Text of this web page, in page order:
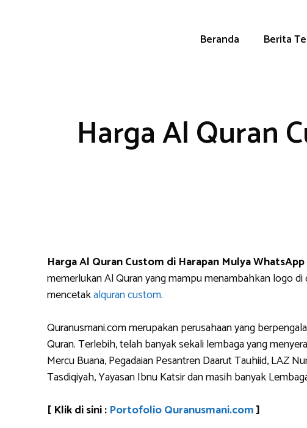
Beranda Berita
Harga Al Quran
Harga Al Quran Custom di Harapan Mulya
memerlukan Al Quran yang mampu menambahkan logo
mencetakalquran custom.
Quranusmani.com merupakan perusahaan yang
Quran. Terlebih, telah banyak sekali lembaga yang
Mercu Buana, Pegadaian Pesantren Daarut Tauhiid, LAZ
Tasdiqiyah, Yayasan Ibnu Katsir dan masih banyak
[ Klik di sini : Portofolio Quranusmani.com]